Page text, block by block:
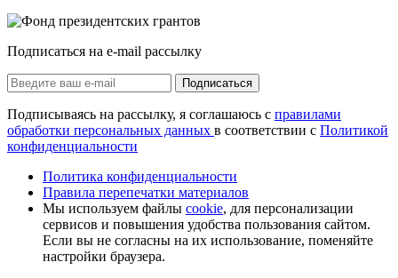
Подписаться на e-mail рассылку
Подписаться
Подписываясь на рассылку, я соглашаюсь с правилами
обработки персональных данных в соответствии с Политикой
конфиденциальности
Политика конфиденциальности
Правила перепечатки материалов
Мы используем файлы cookie, для персонализации
сервисов и повышения удобства пользования сайтом.
Если вы не согласны на их использование, поменяйте
настройки браузера.